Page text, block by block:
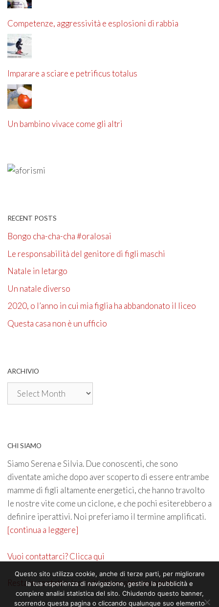
Competenze, aggressività e esplosioni di rabbia
Imparare a sciare e petrificus totalus
Un bambino vivace come gli altri
RECENT POSTS
Bongo cha-cha-cha #oralosai
Le responsabilità del genitore di figli maschi
Natale in letargo
Un natale diverso
2020, o l’anno in cui mia figlia ha abbandonato il liceo
Questa casa non è un ufficio
ARCHIVIO
Archivio
CHI SIAMO
Siamo Serena e Silvia. Due conoscenti, che sono
diventate amiche dopo aver scoperto di essere entrambe
mamme di figli altamente energetici, che hanno travolto
le nostre vite come un ciclone, e che pochi esiterebbero a
definire iperattivi. Noi preferiamo il termine amplificati.
[continua a leggere]
Vuoi contattarci? Clicca qui
Resta in contatto. Iscriviti alla nostra newsletter
Questo sito utilizza cookie, anche di terze parti, per migliorare
la tua esperienza di navigazione, gestire la pubblicità e
compiere analisi statistica del sito. Chiudendo questo banner,
scorrendo questa pagina o cliccando qualunque suo elemento